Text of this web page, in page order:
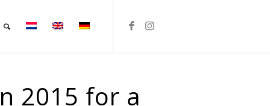
2015 for a